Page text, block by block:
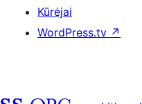
Kūrėjai
WordPress.tv ↗